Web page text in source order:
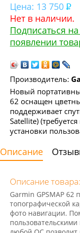
Цена: 13 750
Нет в наличии.
Подписаться
появлении
Производитель:
Новый
62 оснащен
поддерживает
Satellite)
установки
Описание
Описание
Garmin GPSMAP 62
топографической
фото навигации.